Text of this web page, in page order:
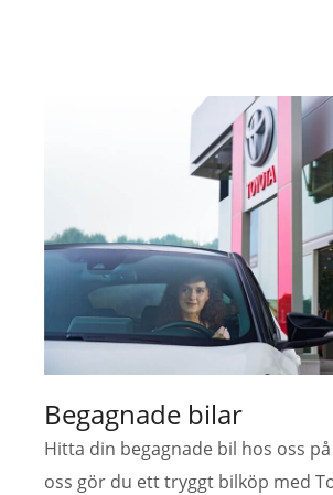
Begagnade bilar
Hitta din begagnade bil hos oss
oss gör du ett tryggt bilköp med